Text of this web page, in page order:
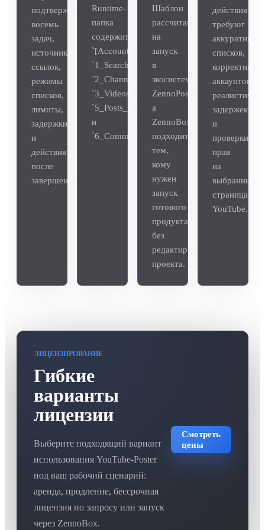
подтверждает
восемь
задач,
источники
ссылок,
режимы
списков,
лимиты,
задержки
и
действия
после
завершения.
Runtime-
папка
содержит
`[Accounts].xlsx`,
`1_Search_Keywords.txt`,
`2_Channels_Urls.txt`,
`3_Videos_Urls.txt`,
`5_Posts_Urls.txt`
и
`6_Comments.txt`.
Шаблон
рассчитан
на
запуск
в
экосистеме
ZennoPoster,
а
ZennoBox
подходит
тем,
кому
нужен
запуск
готового
продукта
без
редактирования
проекта.
действия
требуют
аккуратных
списков,
корректных
аккаунтов,
задержек
и
проверки
прав
на
выбранных
страницах
YouTube.
ЛИЦЕНЗИРОВАНИЕ
Гибкие
варианты
лицензии
Выберите подходящий вариант
использования YouTube-Poster
под ваш рабочий сценарий:
аренда, продление, бессрочная
лицензия по запросу или запуск
через ZennoBox.
Смотреть
цены